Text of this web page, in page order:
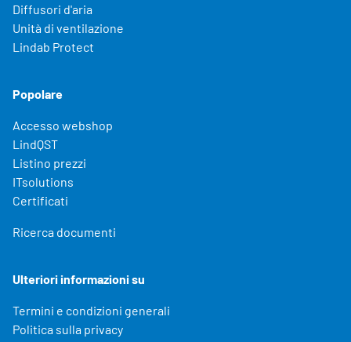
Diffusori d'aria
Unità di ventilazione
Lindab Protect
Popolare
Accesso webshop
LindQST
Listino prezzi
ITsolutions
Certificati
Ricerca documenti
Ulteriori informazioni su
Termini e condizioni generali
Politica sulla privacy